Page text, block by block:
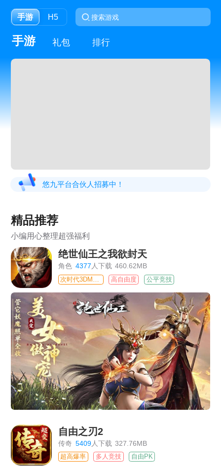
手游 H5
手游 礼包 排行
悠九平台合伙人招募中！
精品推荐
小编用心整理超强福利
绝世仙王之我欲封天
角色 4377人下载 460.62MB
高自由度 公平竞技
自由之刃2
传奇 5409人下载 327.76MB
超高爆率 多人竞技 自由PK